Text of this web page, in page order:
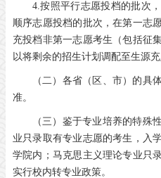
4.按照平行志愿投档的批次
顺序志愿投档的批次，在第一志
充投档非第一志愿考生（包括征
以将剩余的招生计划调配至生源
（二）各省（区、市）的具
准。
（三）鉴于专业培养的特殊
业只录取有专业志愿的考生，入
学院内；马克思主义理论专业只
实行校内转专业政策。